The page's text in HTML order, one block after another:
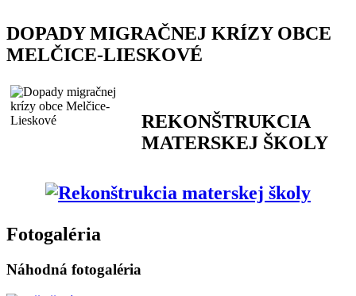
DOPADY MIGRAČNEJ KRÍZY OBCE
MELČICE-LIESKOVÉ
REKONŠTRUKCIA
MATERSKEJ ŠKOLY
Fotogaléria
Náhodná fotogaléria